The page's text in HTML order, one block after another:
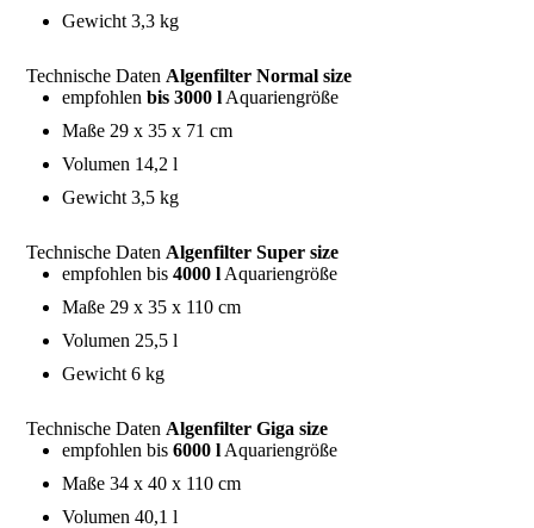
Gewicht 3,3 kg
Technische Daten Algenfilter Normal size
empfohlenbis 3000 l Aquariengröße
Maße 29 x 35 x 71 cm
Volumen 14,2 l
Gewicht 3,5 kg
Technische Daten Algenfilter Super size
empfohlen bis4000 l Aquariengröße
Maße 29 x 35 x 110 cm
Volumen 25,5 l
Gewicht 6 kg
Technische Daten Algenfilter Giga size
empfohlen bis6000 l Aquariengröße
Maße 34 x 40 x 110 cm
Volumen 40,1 l